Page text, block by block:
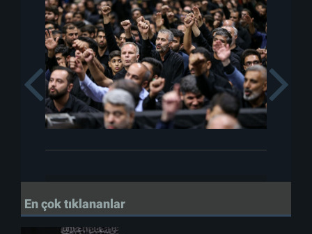
Previous
En çok tıklananlar